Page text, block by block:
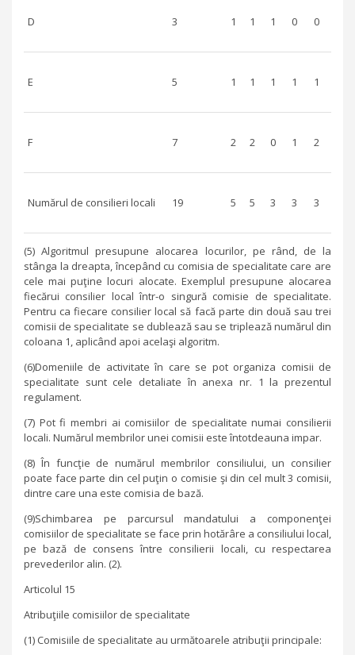
D 3 1 1 1 0 0
E 5 1 1 1 1 1
F 7 2 2 0 1 2
Numărul de consilieri locali 19 5 5 3 3 3
(5) Algoritmul presupune alocarea locurilor, pe rând, de la
stânga la dreapta, începând cu comisia de specialitate care are
cele mai puţine locuri alocate. Exemplul presupune alocarea
fiecărui consilier local într-o singură comisie de specialitate.
Pentru ca fiecare consilier local să facă parte din două sau trei
comisii de specialitate se dublează sau se triplează numărul din
coloana 1, aplicând apoi acelaşi algoritm.
(6)Domeniile de activitate în care se pot organiza comisii de
specialitate sunt cele detaliate în anexa nr. 1 la prezentul
regulament.
(7) Pot fi membri ai comisiilor de specialitate numai consilierii
locali. Numărul membrilor unei comisii este întotdeauna impar.
(8) În funcţie de numărul membrilor consiliului, un consilier
poate face parte din cel puţin o comisie şi din cel mult 3 comisii,
dintre care una este comisia de bază.
(9)Schimbarea pe parcursul mandatului a componenţei
comisiilor de specialitate se face prin hotărâre a consiliului local,
pe bază de consens între consilierii locali, cu respectarea
prevederilor alin. (2).
Articolul 15
Atribuţiile comisiilor de specialitate
(1) Comisiile de specialitate au următoarele atribuţii principale: